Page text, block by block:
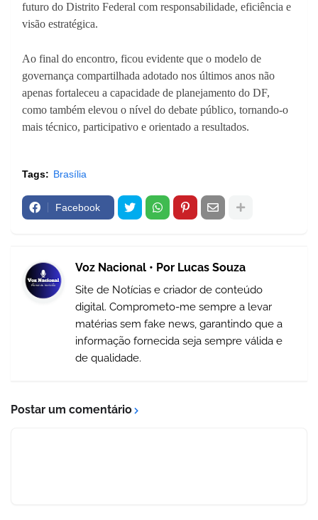
futuro do Distrito Federal com responsabilidade, eficiência e
visão estratégica.
Ao final do encontro, ficou evidente que o modelo de
governança compartilhada adotado nos últimos anos não
apenas fortaleceu a capacidade de planejamento do DF,
como também elevou o nível do debate público, tornando-o
mais técnico, participativo e orientado a resultados.
Tags: Brasília
Facebook
Voz Nacional • Por Lucas Souza
Site de Notícias e criador de conteúdo
digital. Comprometo-me sempre a levar
matérias sem fake news, garantindo que a
informação fornecida seja sempre válida e
de qualidade.
Postar um comentário